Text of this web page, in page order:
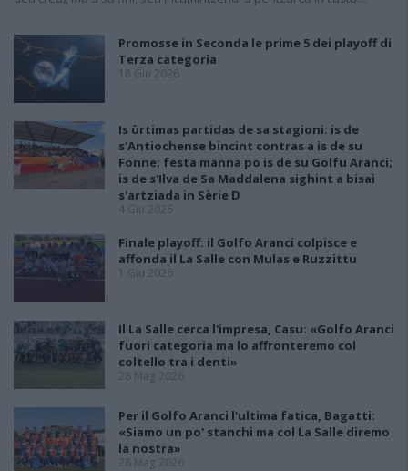
Promosse in Seconda le prime 5 dei playoff di
Terza categoria
18 Giu 2026
Is ùrtimas partidas de sa stagioni: is de
s'Antiochense bincint contras a is de su
Fonne; festa manna po is de su Golfu Aranci;
is de s'Ilva de Sa Maddalena sighint a bisai
s'artziada in Sèrie D
4 Giu 2026
Finale playoff: il Golfo Aranci colpisce e
affonda il La Salle con Mulas e Ruzzittu
1 Giu 2026
Il La Salle cerca l'impresa, Casu: «Golfo Aranci
fuori categoria ma lo affronteremo col
coltello tra i denti»
28 Mag 2026
Per il Golfo Aranci l'ultima fatica, Bagatti:
«Siamo un po' stanchi ma col La Salle diremo
la nostra»
28 Mag 2026